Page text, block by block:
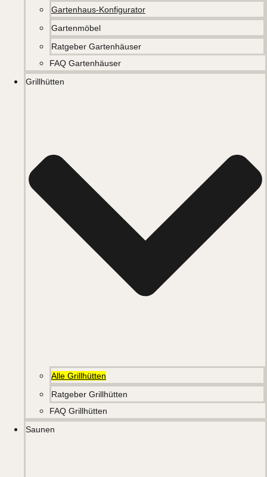
Gartenhaus-Konfigurator
Gartenmöbel
Ratgeber Gartenhäuser
FAQ Gartenhäuser
Grillhütten
Alle Grillhütten
Ratgeber Grillhütten
FAQ Grillhütten
Saunen